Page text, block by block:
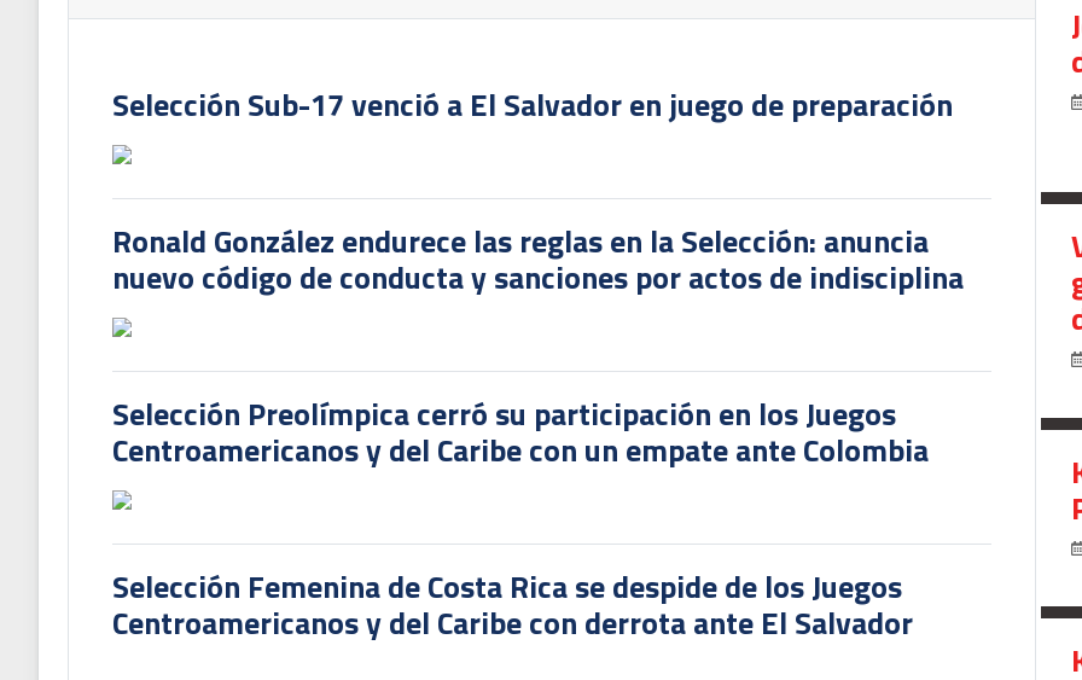
Selección Sub-17 venció a El Salvador en juego de preparación
Ronald González endurece las reglas en la Selección: anuncia
nuevo código de conducta y sanciones por actos de indisciplina
Selección Preolímpica cerró su participación en los Juegos
Centroamericanos y del Caribe con un empate ante Colombia
Selección Femenina de Costa Rica se despide de los Juegos
Centroamericanos y del Caribe con derrota ante El Salvador